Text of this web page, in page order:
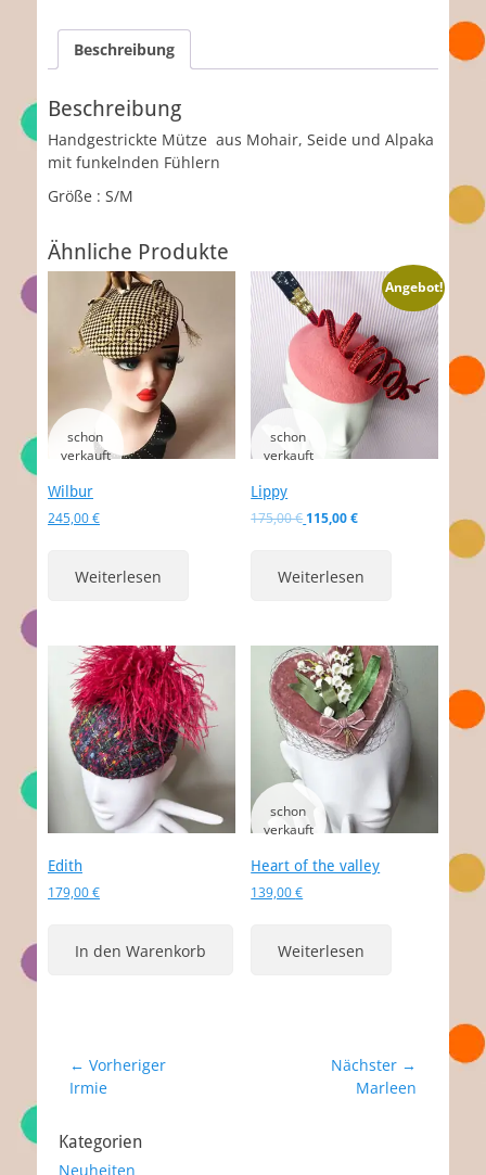
Beschreibung
Beschreibung
Handgestrickte Mütze aus Mohair, Seide und Alpaka
mit funkelnden Fühlern
Größe : S/M
Ähnliche Produkte
Wilbur
245,00€
Weiterlesen
Angebot!
Lippy
175,00€ Ursprünglicher
175,00 €
115,00€Aktueller
115,00 €.
Weiterlesen
Edith
179,00€
In den Warenkorb
Heart of the valley
139,00€
Weiterlesen
Beitragsnavigation
← Vorheriger
Vorheriger
Irmie
Nächster →
Marleen
Kategorien
Neuheiten